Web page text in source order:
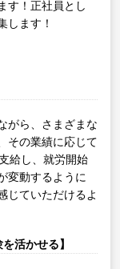
す！正社員とし
します！
がら、さまざまな
その業績に応じて
給し、就労開始
変動するように
じていただけるよ
活かせる】